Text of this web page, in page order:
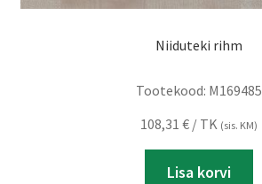
Niiduteki rihm
Tootekood: M169485
108,31 € / TK (sis. KM)
Lisa korvi